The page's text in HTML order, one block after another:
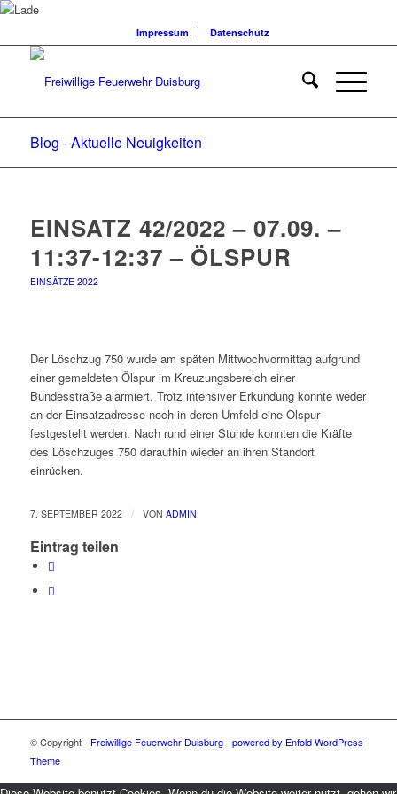
Impressum Datenschutz
Blog - Aktuelle Neuigkeiten
EINSATZ 42/2022 – 07.09. –
11:37-12:37 – ÖLSPUR
EINSÄTZE 2022
Der Löschzug 750 wurde am späten Mittwochvormittag aufgrund
einer gemeldeten Ölspur im Kreuzungsbereich einer
Bundesstraße alarmiert. Trotz intensiver Erkundung konnte weder
an der Einsatzadresse noch in deren Umfeld eine Ölspur
festgestellt werden. Nach rund einer Stunde konnten die Kräfte
des Löschzuges 750 daraufhin wieder an ihren Standort
einrücken.
7. SEPTEMBER 2022 / VON ADMIN
Eintrag teilen
© Copyright - Freiwillige Feuerwehr Duisburg- powered by Enfold WordPress
Theme